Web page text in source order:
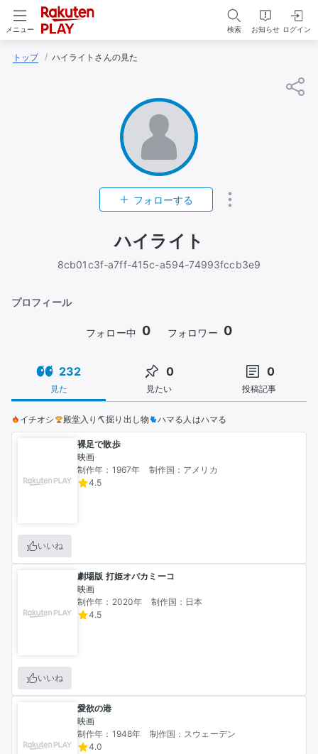
メニュー 検索 お知らせ ログイン
トップ ハイライトさんの見た
フォローする
ハイライト
8cb01c3f-a7ff-415c-a594-74993fccb3e9
プロフィール
フォロー中 0 フォロワー 0
232
見た
0
見たい
0
投稿記事
イチオシ 殿堂入り 掘り出し物 ハマる人はハマる
裸足で散歩
映画
制作年：1967年
制作国：アメリカ
4.5
いいね
劇場版 打姫オバカミーコ
映画
制作年：2020年
制作国：日本
4.5
いいね
愛欲の港
映画
制作年：1948年
制作国：スウェーデン
4.0